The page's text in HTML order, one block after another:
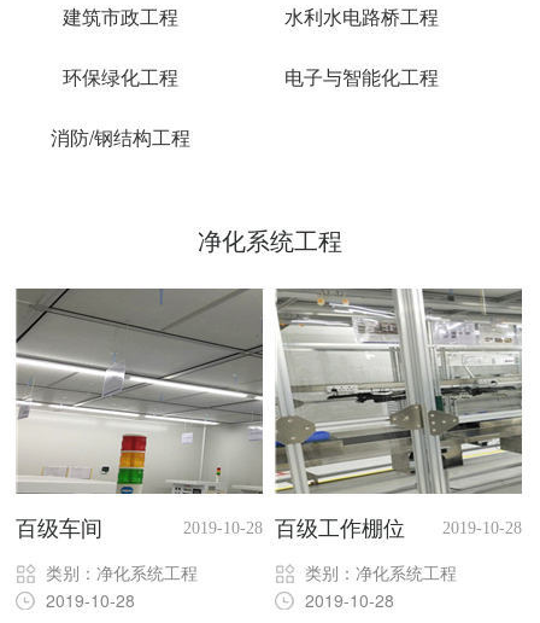
建筑市政工程 水利水电路桥工程
环保绿化工程 电子与智能化工程
消防/钢结构工程
净化系统工程
百级车间 2019-10-28
类别：净化系统工程
2019-10-28
百级工作棚位 2019-10-28
类别：净化系统工程
2019-10-28